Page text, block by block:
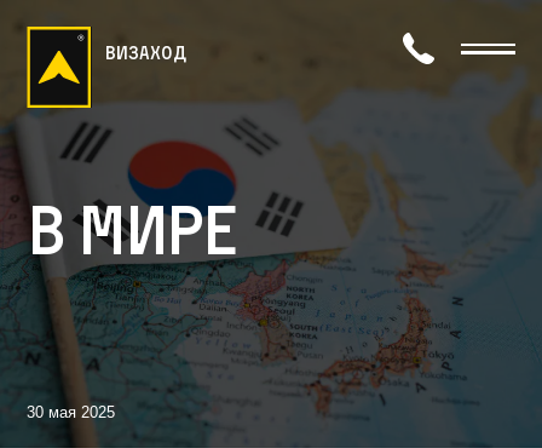
визаход
В мире
30 мая 2025